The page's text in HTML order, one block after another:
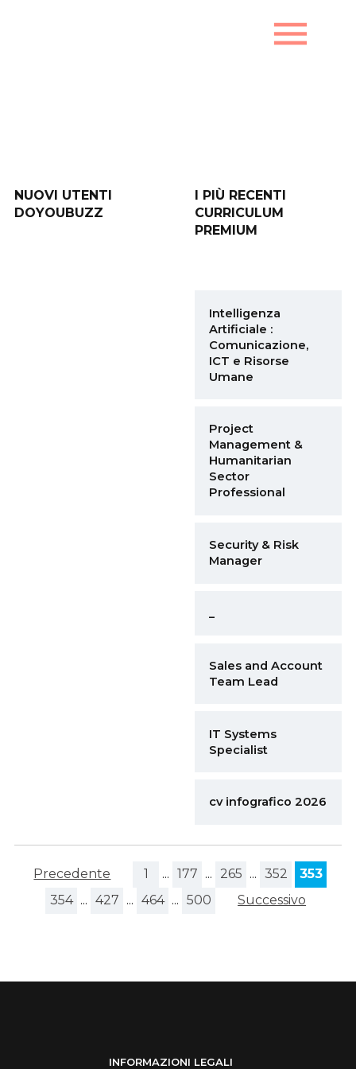
menu
NUOVI UTENTI
DOYOUBUZZ
I PIÙ RECENTI
CURRICULUM
PREMIUM
Intelligenza
Artificiale :
Comunicazione,
ICT e Risorse
Umane
Project
Management &
Humanitarian
Sector
Professional
Security & Risk
Manager
_
Sales and Account
Team Lead
IT Systems
Specialist
cv infografico 2026
Precedente 1 ... 177 ... 265 ... 352
353
354 ... 427 ... 464 ... 500 Successivo
INFORMAZIONI LEGALI